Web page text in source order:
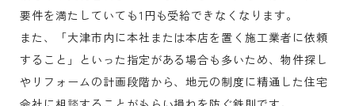
要件を満たしていても1円も受給できなくなります。
また、「大津市内に本社または本店を置く施工業者に依頼
すること」といった指定がある場合も多いため、物件探し
やリフォームの計画段階から、地元の制度に精通した住宅